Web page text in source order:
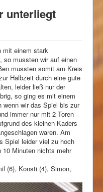
unterliegt
mit einem stark
so mussten wir auf einen
mussten somit am Kreis
Halbzeit durch eine gute
leider ließ nur der
so ging es mit einem
wir das Spiel bis zur
immer nur mit 2 Toren
des kleinen Kaders
waren. Am
Spiel leider viel zu hoch
Minuten nichts mehr
(6), Konsti (4), Simon,